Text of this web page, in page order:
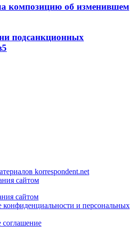
композицию об изменившем
подсанкционных
5
korrespondent.net
сайтом
сайтом
конфиденциальности и персональных
соглашение